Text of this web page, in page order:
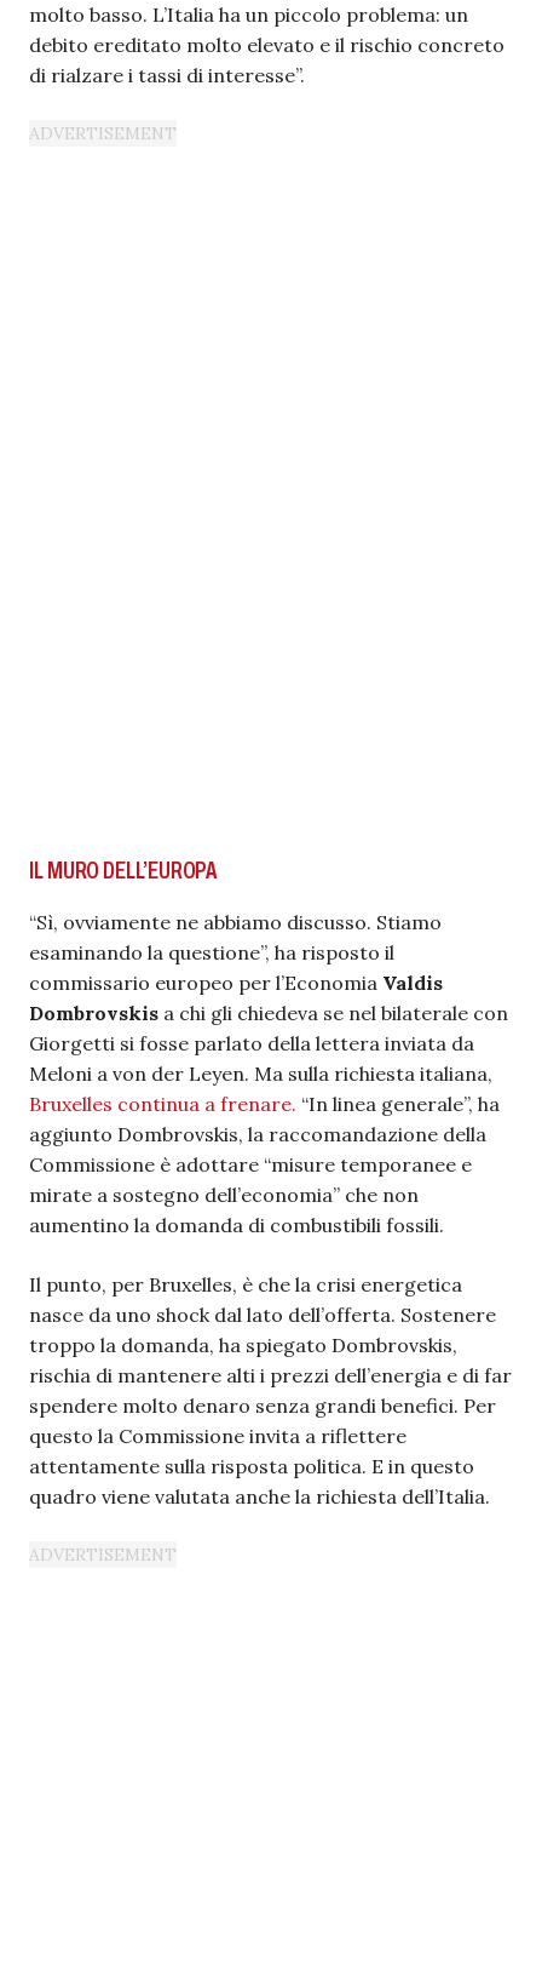
molto basso. L’Italia ha un piccolo problema: un
debito ereditato molto elevato e il rischio concreto
di rialzare i tassi di interesse”.
IL MURO DELL’EUROPA
“Sì, ovviamente ne abbiamo discusso. Stiamo
esaminando la questione”, ha risposto il
commissario europeo per l’Economia Valdis
Dombrovskis a chi gli chiedeva se nel bilaterale con
Giorgetti si fosse parlato della lettera inviata da
Meloni a von der Leyen. Ma sulla richiesta italiana,
Bruxelles continua a frenare. “In linea generale”, ha
aggiunto Dombrovskis, la raccomandazione della
Commissione è adottare “misure temporanee e
mirate a sostegno dell’economia” che non
aumentino la domanda di combustibili fossili.
Il punto, per Bruxelles, è che la crisi energetica
nasce da uno shock dal lato dell’offerta. Sostenere
troppo la domanda, ha spiegato Dombrovskis,
rischia di mantenere alti i prezzi dell’energia e di far
spendere molto denaro senza grandi benefici. Per
questo la Commissione invita a riflettere
attentamente sulla risposta politica. E in questo
quadro viene valutata anche la richiesta dell’Italia.